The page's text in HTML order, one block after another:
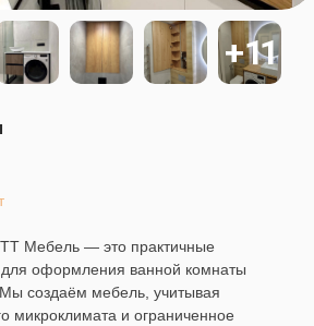
Мебель — это практичные
оформления ванной комнаты
создаём мебель, учитывая
микроклимата и ограниченное